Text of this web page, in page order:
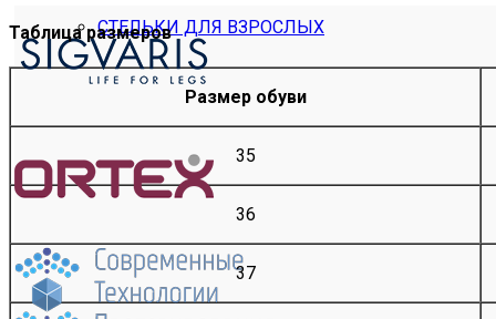
СТЕЛЬКИ ДЛЯ ВЗРОСЛЫХ
Таблица размеров
Размер обуви
35
36
37